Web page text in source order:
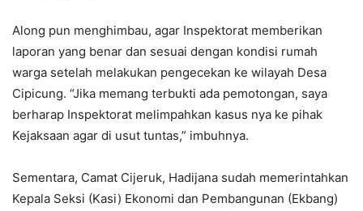
Along pun menghimbau, agar Inspektorat memberikan
laporan yang benar dan sesuai dengan kondisi rumah
warga setelah melakukan pengecekan ke wilayah Desa
Cipicung. “Jika memang terbukti ada pemotongan, saya
berharap Inspektorat melimpahkan kasus nya ke pihak
Kejaksaan agar di usut tuntas,” imbuhnya.
Sementara, Camat Cijeruk, Hadijana sudah memerintahkan
Kepala Seksi (Kasi) Ekonomi dan Pembangunan (Ekbang)